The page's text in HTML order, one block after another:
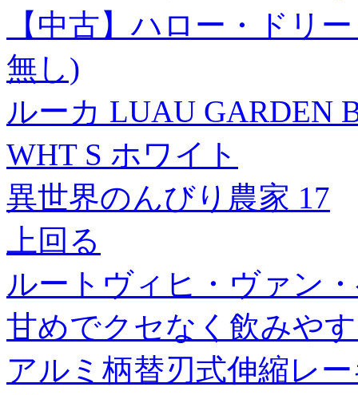
【中古】ハロー・ドリ
無し)
ルーカ LUAU GARDEN
WHT S ホワイト
異世界のんびり農家 17
上回る
ルートヴィヒ・ヴァン
甘めでクセなく飲みや
アルミ柄替刃式伸縮レ